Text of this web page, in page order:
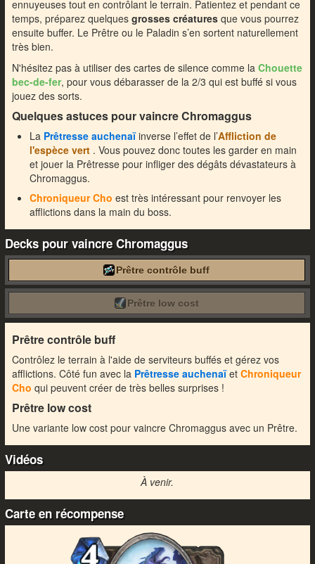
ennuyeuses tout en contrôlant le terrain. Patientez et pendant ce
temps, préparez quelques grosses créaturesque vous pourrez
ensuite buffer. Le Prêtre ou le Paladin s’en sortent naturellement
très bien.
N'hésitez pas à utiliser des cartes de silence comme la Chouette
bec-de-fer, pour vous débarasser de la 2/3 qui est buffé si vous
jouez des sorts.
Quelques astuces pour vaincre Chromaggus
La Prêtresse auchenaïinverse l’effet de l’Affliction de
l'espèce vert . Vous pouvez donc toutes les garder en main
et jouer la Prêtresse pour infliger des dégâts dévastateurs à
Chromaggus.
Chroniqueur Cho est très intéressant pour renvoyer les
afflictions dans la main du boss.
Decks pour vaincre Chromaggus
Prêtre contrôle buff
Prêtre low cost
Prêtre contrôle buff
Contrôlez le terrain à l'aide de serviteurs buffés et gérez vos
afflictions. Côté fun avec la Prêtresse auchenaïet Chroniqueur
Cho qui peuvent créer de très belles surprises !
Prêtre low cost
Une variante low cost pour vaincre Chromaggus avec un Prêtre.
Vidéos
À venir.
Carte en récompense